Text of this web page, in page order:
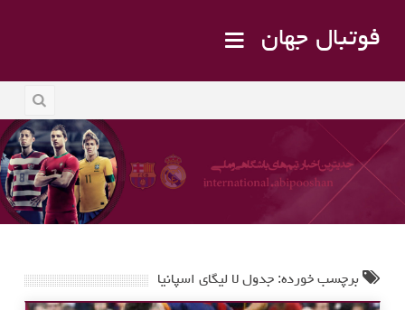
فوتبال جهان
برچسب خورده: جدول لا لیگای اسپانیا